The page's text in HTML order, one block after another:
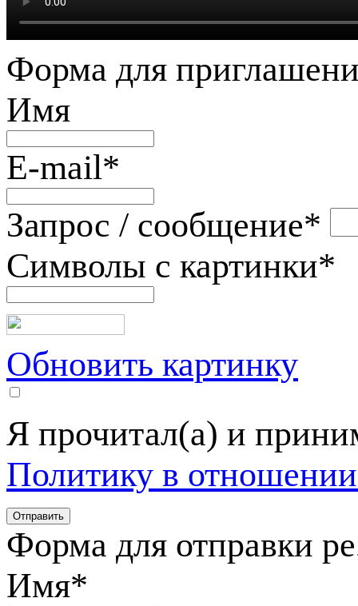
Форма для
Имя
E-mail*
Запрос / сообщение*
Символы с картинки*
Обновить картинку
Я прочитал(а) и
Политику в
Форма для отправки
Имя*